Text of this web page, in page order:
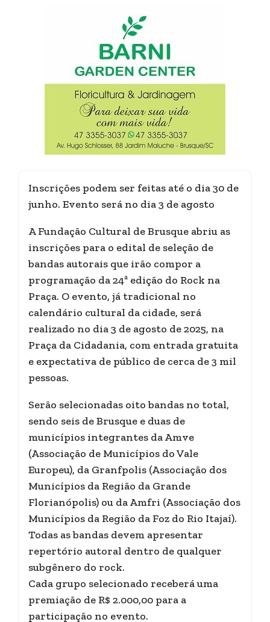
Inscrições podem ser feitas até o dia 30 de
junho. Evento será no dia 3 de agosto
A Fundação Cultural de Brusque abriu as
inscrições para o edital de seleção de
bandas autorais que irão compor a
programação da 24ª edição do Rock na
Praça. O evento, já tradicional no
calendário cultural da cidade, será
realizado no dia 3 de agosto de 2025, na
Praça da Cidadania, com entrada gratuita
e expectativa de público de cerca de 3 mil
pessoas.
Serão selecionadas oito bandas no total,
sendo seis de Brusque e duas de
municípios integrantes da Amve
(Associação de Municípios do Vale
Europeu), da Granfpolis (Associação dos
Municípios da Região da Grande
Florianópolis) ou da Amfri (Associação dos
Municípios da Região da Foz do Rio Itajaí).
Todas as bandas devem apresentar
repertório autoral dentro de qualquer
subgênero do rock.
Cada grupo selecionado receberá uma
premiação de R$ 2.000,00 para a
participação no evento.